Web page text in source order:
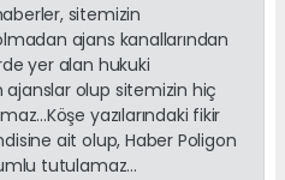
sitemizin
ajans kanallarından
yer alan hukuki
olup sitemizin hiç
yazılarındaki fikir
ait olup, Haber Poligon
tutulamaz...